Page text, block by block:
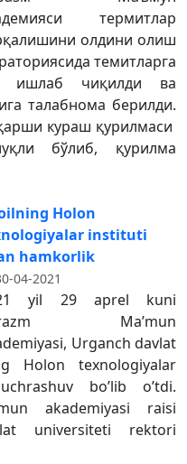
термитлар
олдини олиш
темитларга
ишлаб чиқилди ва
талабнома берилди.
кураш қурилмаси
бўлиб, қурилма
Holon
instituti
hamkorlik
04-2021
yil 29 aprel kuni
Ma’mun
Urganch davlat
Holon texnologiyalar
bo’lib o’tdi.
akademiyasi raisi
universiteti rektori